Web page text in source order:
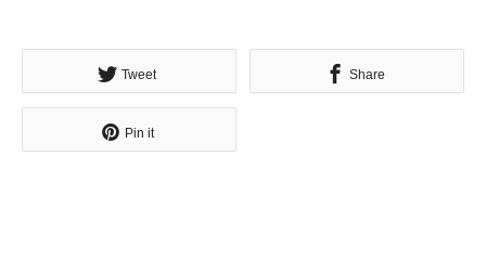
Tweet Share
Pin it